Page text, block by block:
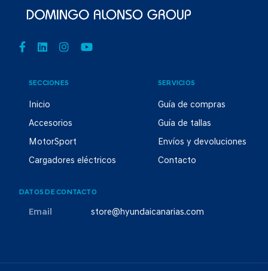
SECCIONES
Inicio
Accesorios
MotorSport
Cargadores eléctricos
SERVICIOS
Guía de compras
Guía de tallas
Envíos y devoluciones
Contacto
DATOS DE CONTACTO
Email store@hyundaicanarias.com